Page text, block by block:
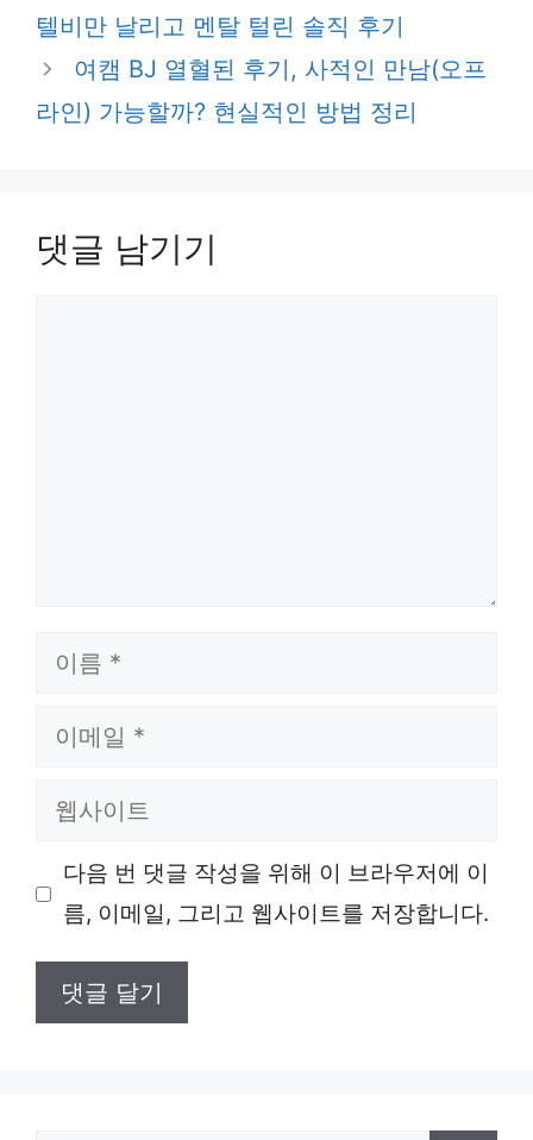
텔비만 날리고 멘탈 털린 솔직 후기
여캠 BJ 열혈된 후기, 사적인 만남(오프
라인) 가능할까? 현실적인 방법 정리
댓글 남기기
이
이
일
웹
이 다음 번 댓글 작성을 위해 이 브라우저에 이
름, 이메일, 그리고 웹사이트를 저장합니다.